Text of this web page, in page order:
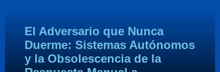
El Adversario que Nunca
Duerme: Sistemas Autónomos
y la Obsolescencia de la